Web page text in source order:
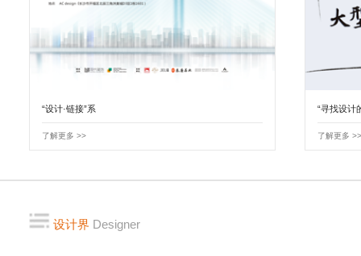
“设计·链接”系
了解更多 >>
“寻找设计
了解更多
设计界 Designer